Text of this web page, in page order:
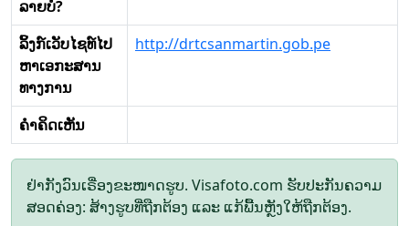
ລາຍບໍ?
ລິ້ງກ໌ເວັບໄຊທ໌ໄປ
ຫາເອກະສານ
ທາງການ
http://drtcsanmartin.gob.pe
ຄໍາຄິດເຫັນ
ຢ່າກັງວົນເຣື່ອງຂະໜາດຮູບ. Visafoto.com ຮັບປະກັນຄວາມ
ສອດຄ່ອງ: ສ້າງຮູບທີ່ຖືກຕ້ອງ ແລະ ແກ້ພື້ນຫຼັງໃຫ້ຖືກຕ້ອງ.